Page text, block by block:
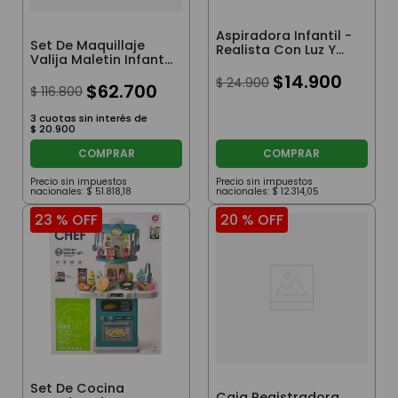
Set De Maquillaje
Valija Maletin Infantil
Tiny Zorro
$ 116.800 $62.700
3 cuotas sin interés de
$ 20.900
COMPRAR
Precio sin impuestos
nacionales: $ 51.818,18
Aspiradora Infantil -
Realista Con Luz Y
$ 24.900 $14.900
COMPRAR
Precio sin impuestos
nacionales: $ 12.314,05
23 % OFF
Set De Cocina
20 % OFF